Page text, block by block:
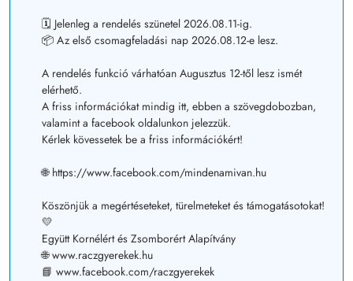
🗓️ Jelenleg a rendelés szünetel 2026.08.11-ig.
📦 Az első csomagfeladási nap 2026.08.12-e lesz.
A rendelés funkció várhatóan Augusztus 12-től lesz ismét
elérhető.
A friss információkat mindig itt, ebben a szövegdobozban,
valamint a facebook oldalunkon jelezzük.
Kérlek kövessetek be a friss információkért!
🌐 https://www.facebook.com/mindenamivan.hu
Köszönjük a megértéseteket, türelmeteket és támogatásotokat!
💛
Együtt Kornélért és Zsomborért Alapítvány
🌐 www.raczgyerekek.hu
📘 www.facebook.com/raczgyerekek